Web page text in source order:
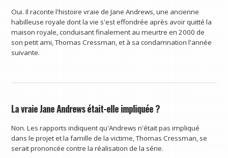
Oui. Il raconte l'histoire vraie de Jane Andrews, une ancienne
habilleuse royale dont la vie s'est effondrée après avoir quitté la
maison royale, conduisant finalement au meurtre en 2000 de
son petit ami, Thomas Cressman, et à sa condamnation l'année
suivante.
La vraie Jane Andrews était-elle impliquée ?
Non. Les rapports indiquent qu'Andrews n'était pas impliqué
dans le projet et la famille de la victime, Thomas Cressman, se
serait prononcée contre la réalisation de la série.